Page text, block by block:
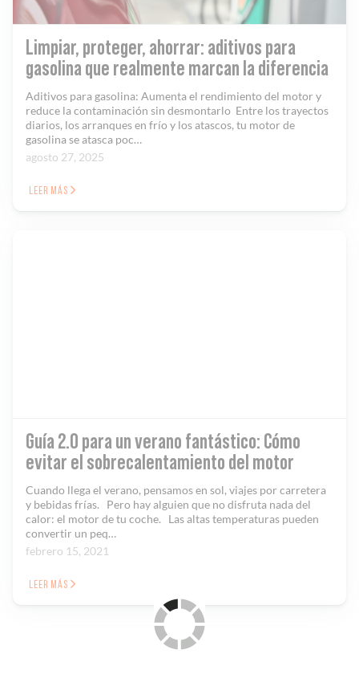
Limpiar, proteger, ahorrar: aditivos para
gasolina que realmente marcan la diferencia
Aditivos para gasolina: Aumenta el rendimiento del motor y
reduce la contaminación sin desmontarlo Entre los trayectos
diarios, los arranques en frío y los atascos, tu motor de
gasolina se atasca poc…
agosto 27, 2025
LEER MÁS
Guía 2.0 para un verano fantástico: Cómo
evitar el sobrecalentamiento del motor
Cuando llega el verano, pensamos en sol, viajes por carretera
y bebidas frías. Pero hay alguien que no disfruta nada del
calor: el motor de tu coche. Las altas temperaturas pueden
convertir un peq…
febrero 15, 2021
LEER MÁS